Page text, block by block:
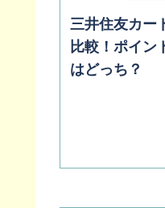
三井住友カー
比較！ポイン
はどっち？